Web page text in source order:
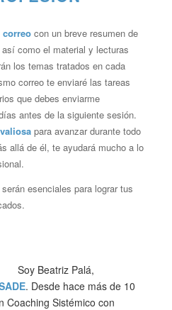
correocon un breve resumen de
como el material y lecturas
los temas tratados en cada
correo te enviaré las tareas
que debes enviarme
antes de la siguiente sesión.
para avanzar durante todo
allá de él, te ayudará mucho a lo
esenciales para lograr tus
Soy Beatriz Palá,
. Desde hace más de 10
Coaching Sistémico con